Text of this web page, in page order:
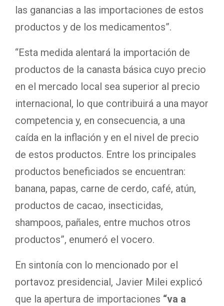
las ganancias a las importaciones de estos
productos y de los medicamentos”.
“Esta medida alentará la importación de
productos de la canasta básica cuyo precio
en el mercado local sea superior al precio
internacional, lo que contribuirá a una mayor
competencia y, en consecuencia, a una
caída en la inflación y en el nivel de precio
de estos productos. Entre los principales
productos beneficiados se encuentran:
banana, papas, carne de cerdo, café, atún,
productos de cacao, insecticidas,
shampoos, pañales, entre muchos otros
productos”, enumeró el vocero.
En sintonía con lo mencionado por el
portavoz presidencial, Javier Milei explicó
que la apertura de importaciones “va a